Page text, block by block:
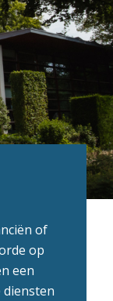
of
op
een
diensten